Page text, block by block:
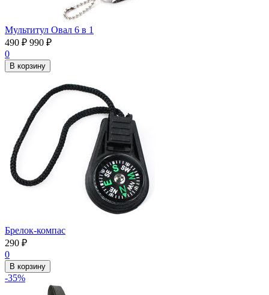
Мультитул Овал 6 в 1
490 ₽ 990 ₽
0
В корзину
Брелок-компас
290 ₽
0
В корзину
-35%